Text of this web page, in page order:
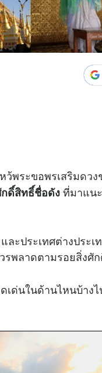
พระขอพรเสริมดวง
ดิ์สิทธิ์ชื่อดังที่มาแน
ะประเทศต่างประเ
รพลาดตามรอยสิ่งศั
ด่นในด้านไหนบ้าง